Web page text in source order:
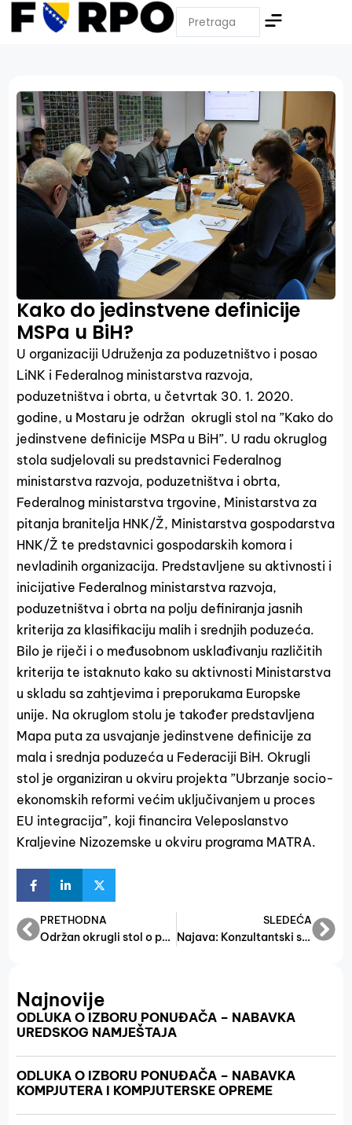
Kako do jedinstvene definicije
MSPa u BiH?
U organizaciji Udruženja za poduzetništvo i posao
LiNK i Federalnog ministarstva razvoja,
poduzetništva i obrta, u četvrtak 30. 1. 2020.
godine, u Mostaru je održan okrugli stol na ”Kako do
jedinstvene definicije MSPa u BiH”. U radu okruglog
stola sudjelovali su predstavnici Federalnog
ministarstva razvoja, poduzetništva i obrta,
Federalnog ministarstva trgovine, Ministarstva za
pitanja branitelja HNK/Ž, Ministarstva gospodarstva
HNK/Ž te predstavnici gospodarskih komora i
nevladinih organizacija. Predstavljene su aktivnosti i
inicijative Federalnog ministarstva razvoja,
poduzetništva i obrta na polju definiranja jasnih
kriterija za klasifikaciju malih i srednjih poduzeća.
Bilo je riječi i o međusobnom usklađivanju različitih
kriterija te istaknuto kako su aktivnosti Ministarstva
u skladu sa zahtjevima i preporukama Europske
unije. Na okruglom stolu je također predstavljena
Mapa puta za usvajanje jedinstvene definicije za
mala i srednja poduzeća u Federaciji BiH. Okrugli
stol je organiziran u okviru projekta ”Ubrzanje socio-
ekonomskih reformi većim uključivanjem u proces
EU integracija”, koji financira Veleposlanstvo
Kraljevine Nizozemske u okviru programa MATRA.
PRETHODNA
Održan okrugli stol o potrebama gospodarskih subjekata
SLEDEĆA
Najava: Konzultantski sastanak o prednacrtu Zakona o poduzetničkoj infrastrukturi u Federaciji Bosne i Hercegovine
Najnovije
ODLUKA O IZBORU PONUĐAČA – NABAVKA
UREDSKOG NAMJEŠTAJA
ODLUKA O IZBORU PONUĐAČA – NABAVKA
KOMPJUTERA I KOMPJUTERSKE OPREME